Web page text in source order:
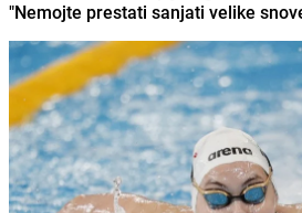
"Nemojte prestati sanjati velike